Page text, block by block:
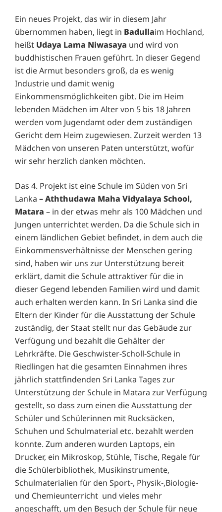
Ein neues Projekt, das wir in diesem Jahr
übernommen haben, liegt in Badullaim Hochland,
heißt Udaya Lama Niwasaya und wird von
buddhistischen Frauen geführt. In dieser Gegend
ist die Armut besonders groß, da es wenig
Industrie und damit wenig
Einkommensmöglichkeiten gibt. Die im Heim
lebenden Mädchen im Alter von 5 bis 18 Jahren
werden vom Jugendamt oder dem zuständigen
Gericht dem Heim zugewiesen. Zurzeit werden 13
Mädchen von unseren Paten unterstützt, wofür
wir sehr herzlich danken möchten.
Das 4. Projekt ist eine Schule im Süden von Sri
Lanka – Aththudawa Maha Vidyalaya School,
Matara – in der etwas mehr als 100 Mädchen und
Jungen unterrichtet werden. Da die Schule sich in
einem ländlichen Gebiet befindet, in dem auch die
Einkommensverhältnisse der Menschen gering
sind, haben wir uns zur Unterstützung bereit
erklärt, damit die Schule attraktiver für die in
dieser Gegend lebenden Familien wird und damit
auch erhalten werden kann. In Sri Lanka sind die
Eltern der Kinder für die Ausstattung der Schule
zuständig, der Staat stellt nur das Gebäude zur
Verfügung und bezahlt die Gehälter der
Lehrkräfte. Die Geschwister-Scholl-Schule in
Riedlingen hat die gesamten Einnahmen ihres
jährlich stattfindenden Sri Lanka Tages zur
Unterstützung der Schule in Matara zur Verfügung
gestellt, so dass zum einen die Ausstattung der
Schüler und Schülerinnen mit Rucksäcken,
Schuhen und Schulmaterial etc. bezahlt werden
konnte. Zum anderen wurden Laptops, ein
Drucker, ein Mikroskop, Stühle, Tische, Regale für
die Schülerbibliothek, Musikinstrumente,
Schulmaterialien für den Sport-, Physik-,Biologie-
und Chemieunterricht und vieles mehr
angeschafft, um den Besuch der Schule für neue